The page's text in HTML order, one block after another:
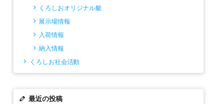
くろしおオリジナル艇
展示場情報
入荷情報
納入情報
くろしお社会活動
最近の投稿